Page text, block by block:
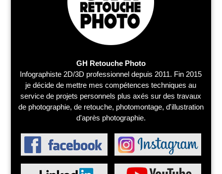
GH Retouche Photo
Infographiste 2D/3D professionnel depuis 2011. Fin 2015
je décide de mettre mes compétences techniques au
service de projets personnels plus axés sur des travaux
de photographie, de retouche, photomontage, d'illustration
d'après photographie.